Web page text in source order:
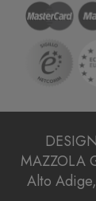
MAZZOLA
Alto